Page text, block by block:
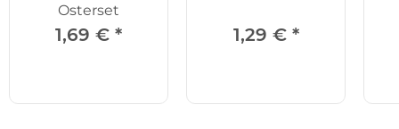
Osterset
1,69 € * 1,29 € *